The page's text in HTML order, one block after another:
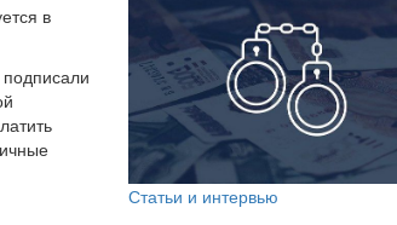
в
Статьи и интервью